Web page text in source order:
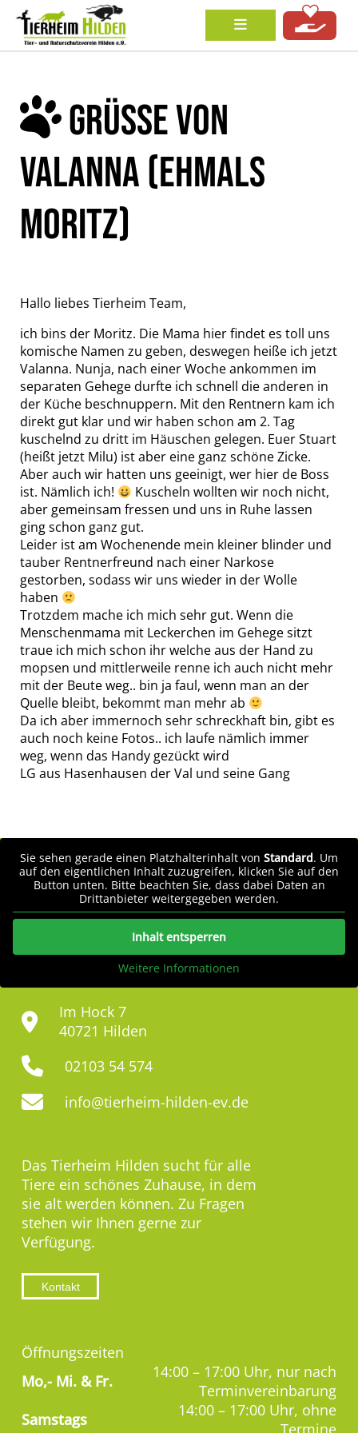
GRÜSSE VON V
ALANNA (EHMALS M
ORITZ)
Hallo liebes Tierheim Team,
ich bins der Moritz. Die Mama hier findet es toll uns
komische Namen zu geben, deswegen heiße ich jetzt
Valanna. Nunja, nach einer Woche ankommen im
separaten Gehege durfte ich schnell die anderen in
der Küche beschnuppern. Mit den Rentnern kam ich
direkt gut klar und wir haben schon am 2. Tag
kuschelnd zu dritt im Häuschen gelegen. Euer Stuart
(heißt jetzt Milu) ist aber eine ganz schöne Zicke.
Aber auch wir hatten uns geeinigt, wer hier de Boss
ist. Nämlich ich!
Kuscheln wollten wir noch nicht,
aber gemeinsam fressen und uns in Ruhe lassen
ging schon ganz gut.
Leider ist am Wochenende mein kleiner blinder und
tauber Rentnerfreund nach einer Narkose
gestorben, sodass wir uns wieder in der Wolle
haben
Trotzdem mache ich mich sehr gut. Wenn die
Menschenmama mit Leckerchen im Gehege sitzt
traue ich mich schon ihr welche aus der Hand zu
mopsen und mittlerweile renne ich auch nicht mehr
mit der Beute weg.. bin ja faul, wenn man an der
Quelle bleibt, bekommt man mehr ab
Da ich aber immernoch sehr schreckhaft bin, gibt es
auch noch keine Fotos.. ich laufe nämlich immer
weg, wenn das Handy gezückt wird
LG aus Hasenhausen der Val und seine Gang
Sie sehen gerade einen Platzhalterinhalt von Standard. Um
auf den eigentlichen Inhalt zuzugreifen, klicken Sie auf den
Button unten. Bitte beachten Sie, dass dabei Daten an
Drittanbieter weitergegeben werden.
Inhalt entsperren
Weitere Informationen
Im Hock 7
40721 Hilden
02103 54 574
info@tierheim-hilden-ev.de
Das Tierheim Hilden sucht für alle
Tiere ein schönes Zuhause, in dem
sie alt werden können. Zu Fragen
stehen wir Ihnen gerne zur
Verfügung.
Kontakt
Öffnungszeiten
Mo,- Mi. & Fr.
14:00 – 17:00 Uhr, nur nach
Terminvereinbarung
Samstags
14:00 – 17:00 Uhr, ohne
Termine